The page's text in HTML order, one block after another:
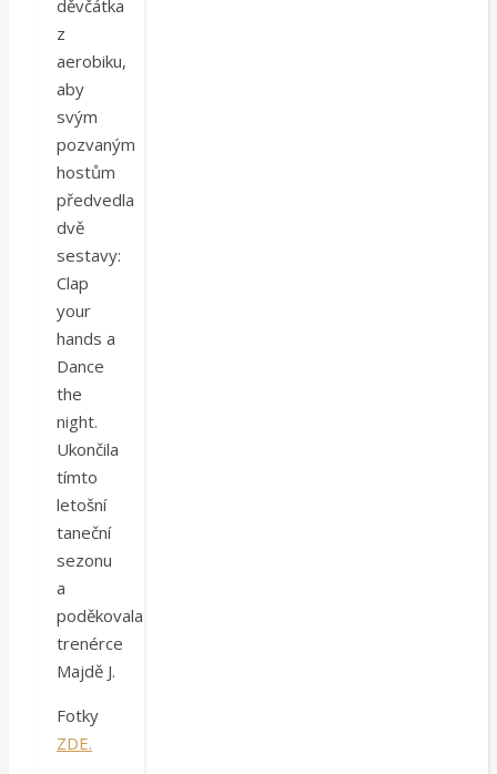
děvčátka
z
aerobiku,
aby
svým
pozvaným
hostům
předvedla
dvě
sestavy:
Clap
your
hands a
Dance
the
night.
Ukončila
tímto
letošní
taneční
sezonu
a
poděkovala
trenérce
Majdě J.
Fotky
ZDE.